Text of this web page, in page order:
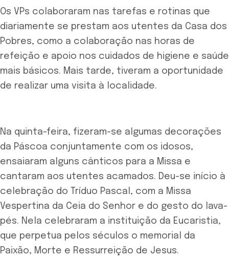
Os VPs colaboraram nas tarefas e rotinas que
diariamente se prestam aos utentes da Casa dos
Pobres, como a colaboração nas horas de
refeição e apoio nos cuidados de higiene e saúde
mais básicos. Mais tarde, tiveram a oportunidade
de realizar uma visita à localidade.
Na quinta-feira, fizeram-se algumas decorações
da Páscoa conjuntamente com os idosos,
ensaiaram alguns cânticos para a Missa e
cantaram aos utentes acamados. Deu-se início à
celebração do Tríduo Pascal, com a Missa
Vespertina da Ceia do Senhor e do gesto do lava-
pés. Nela celebraram a instituição da Eucaristia,
que perpetua pelos séculos o memorial da
Paixão, Morte e Ressurreição de Jesus.